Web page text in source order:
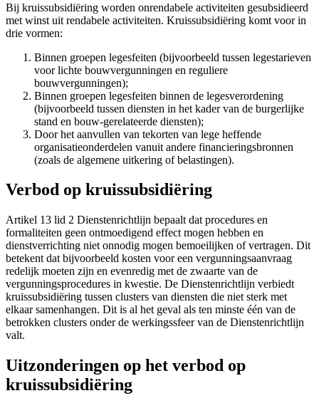
Bij kruissubsidiëring worden onrendabele activiteiten gesubsidieerd
met winst uit rendabele activiteiten. Kruissubsidiëring komt voor in
drie vormen:
Binnen groepen legesfeiten (bijvoorbeeld tussen legestarieven
voor lichte bouwvergunningen en reguliere
bouwvergunningen);
Binnen groepen legesfeiten binnen de legesverordening
(bijvoorbeeld tussen diensten in het kader van de burgerlijke
stand en bouw-gerelateerde diensten);
Door het aanvullen van tekorten van lege heffende
organisatieonderdelen vanuit andere financieringsbronnen
(zoals de algemene uitkering of belastingen).
Verbod op kruissubsidiëring
Artikel 13 lid 2 Dienstenrichtlijn bepaalt dat procedures en
formaliteiten geen ontmoedigend effect mogen hebben en
dienstverrichting niet onnodig mogen bemoeilijken of vertragen. Dit
betekent dat bijvoorbeeld kosten voor een vergunningsaanvraag
redelijk moeten zijn en evenredig met de zwaarte van de
vergunningsprocedures in kwestie. De Dienstenrichtlijn verbiedt
kruissubsidiëring tussen clusters van diensten die niet sterk met
elkaar samenhangen. Dit is al het geval als ten minste één van de
betrokken clusters onder de werkingssfeer van de Dienstenrichtlijn
valt.
Uitzonderingen op het verbod op
kruissubsidiëring